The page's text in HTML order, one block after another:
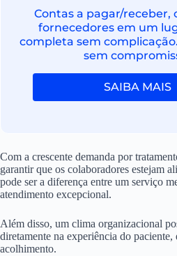
Contas a pagar/receber,
fornecedores em um
completa sem
sem
SAIBA MAIS
Com a crescente demanda por
garantir que os colaboradores estejam
pode ser a diferença entre um serviço
atendimento excepcional.
Além disso, um clima organizacional
diretamente na experiência do
acolhimento.